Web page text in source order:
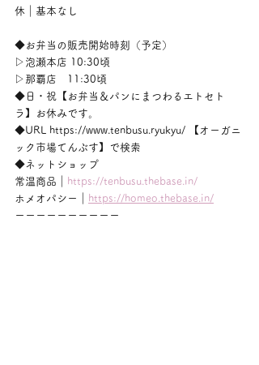
休｜基本なし
◆お弁当の販売開始時刻（予定）
▷泡瀬本店 10:30頃
▷那覇店　11:30頃
◆日・祝【お弁当＆パンにまつわるエトセト
ラ】お休みです。
◆URL https://www.tenbusu.ryukyu/ 【オーガニ
ック市場てんぶす】で検索
◆ネットショップ
常温商品｜
https://tenbusu.thebase.in/
ホメオパシー｜
https://homeo.thebase.in/
ーーーーーーーーーー